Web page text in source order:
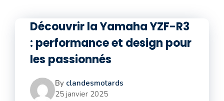
Découvrir la Yamaha YZF-R3
: performance et design pour
les passionnés
By clandesmotards
25 janvier 2025